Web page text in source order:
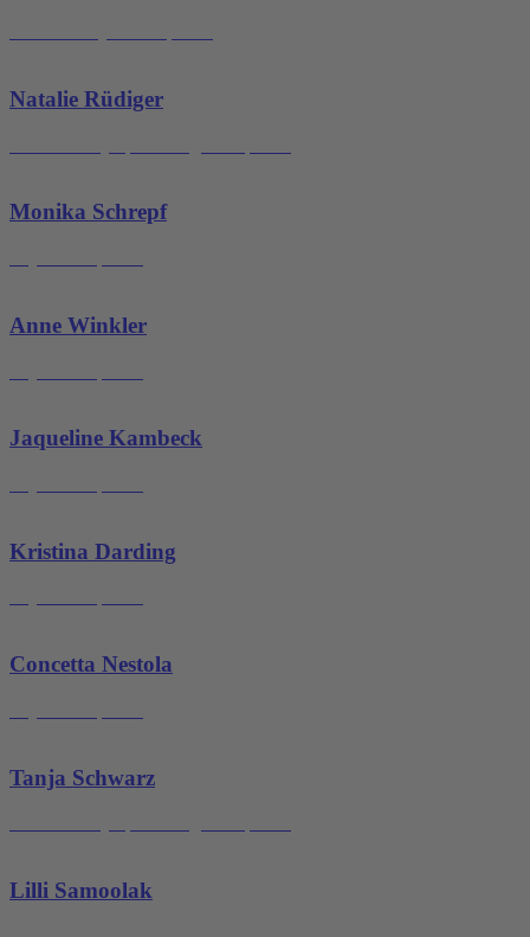
Natalie Rüdiger
Monika Schrepf
Anne Winkler
Jaqueline Kambeck
Kristina Darding
Concetta Nestola
Tanja Schwarz
Lilli Samoolak